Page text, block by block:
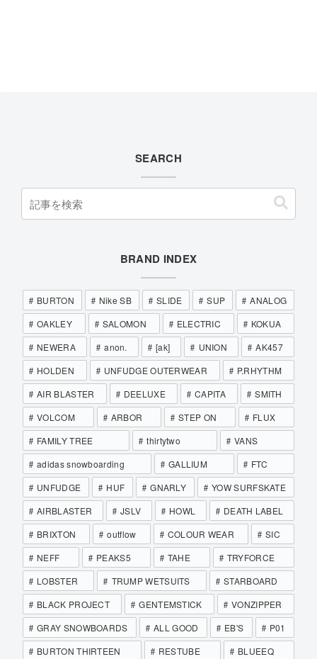
SEARCH
BRAND INDEX
BURTON Nike SB SLIDE SUP
ANALOG
OAKLEY
SALOMON ELECTRIC
KOKUA
NEWERA
anon. [ak] UNION
AK457
HOLDEN
UNFUDGE OUTERWEAR
P.RHYTHM
AIR BLASTER
DEELUXE CAPITA
SMITH
VOLCOM
ARBOR STEP ON
FLUX
FAMILY TREE
thirtytwo
VANS
adidas snowboarding
GALLIUM
FTC
UNFUDGE
HUF GNARLY
YOW SURFSKATE
AIRBLASTER
JSLV HOWL
DEATH LABEL
BRIXTON
outflow COLOUR WEAR
SIC
NEFF
PEAKS5 TAHE
TRYFORCE
LOBSTER
TRUMP WETSUITS
STARBOARD
BLACK PROJECT
GENTEMSTICK
VONZIPPER
GRAY SNOWBOARDS
ALL GOOD EB'S
P01
BURTON THIRTEEN
RESTUBE BLUEEQ